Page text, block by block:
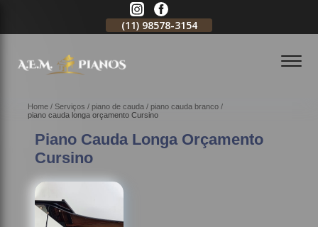
(11) 98578-3154
Home Serviços piano de cauda
piano cauda branco
piano cauda longa orçamento Cursino
Piano Cauda Longa Orçamento
Cursino